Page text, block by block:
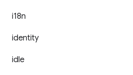
i18n
identity
idle